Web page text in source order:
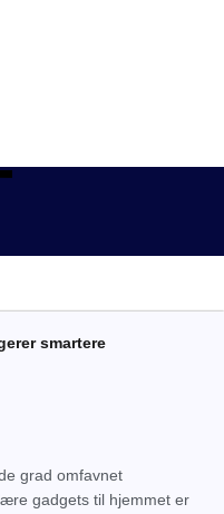
smartere
grad omfavnet
gadgets til hjemmet er